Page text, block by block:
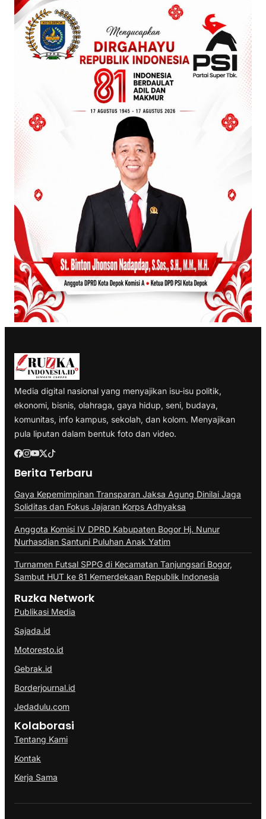
Media digital nasional yang menyajikan isu-isu politik,
ekonomi, bisnis, olahraga, gaya hidup, seni, budaya,
komunitas, info kampus, sekolah, dan kolom. Menyajikan
pula liputan dalam bentuk foto dan video.
Berita Terbaru
Gaya Kepemimpinan Transparan Jaksa Agung Dinilai Jaga
Soliditas dan Fokus Jajaran Korps Adhyaksa
Anggota Komisi IV DPRD Kabupaten Bogor Hj. Nunur
Nurhasdian Santuni Puluhan Anak Yatim
Turnamen Futsal SPPG di Kecamatan Tanjungsari Bogor,
Sambut HUT ke 81 Kemerdekaan Republik Indonesia
Ruzka Network
Publikasi Media
Sajada.id
Motoresto.id
Gebrak.id
Borderjournal.id
Jedadulu.com
Kolaborasi
Tentang Kami
Kontak
Kerja Sama